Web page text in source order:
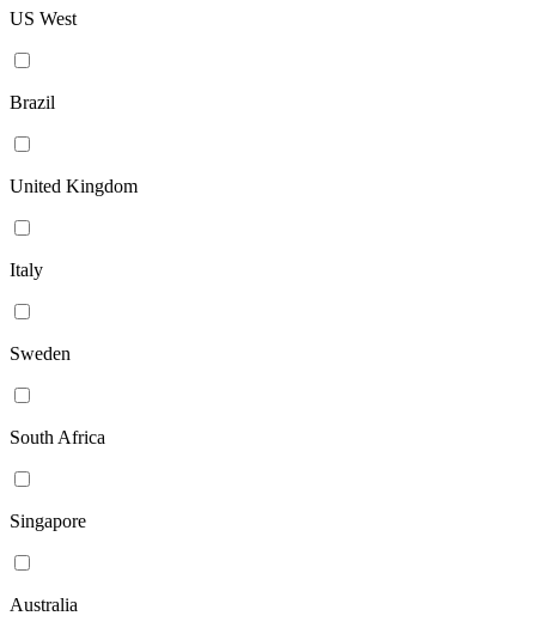
US West
Brazil
United Kingdom
Italy
Sweden
South Africa
Singapore
Australia